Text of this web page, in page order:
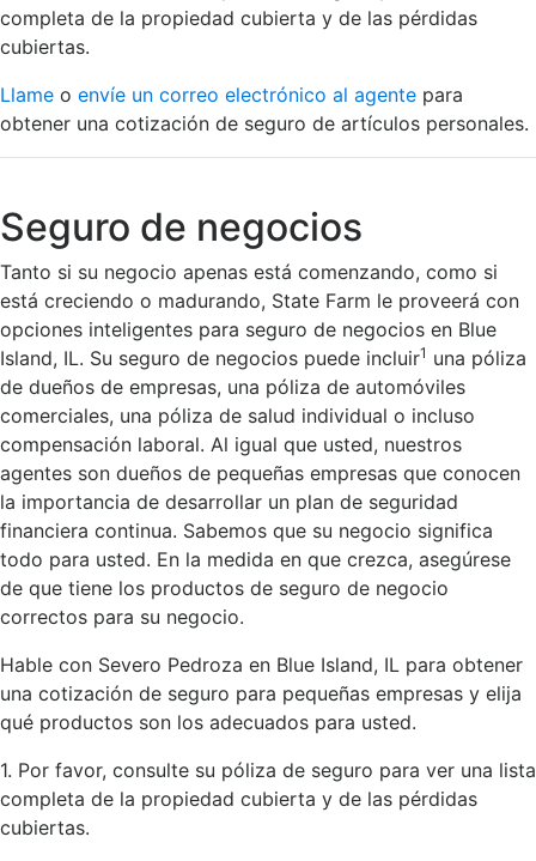
completa de la propiedad cubierta y de las pérdidas
cubiertas.
Llame o envíe un correo electrónico al agente para
obtener una cotización de seguro de artículos personales.
Seguro de negocios
Tanto si su negocio apenas está comenzando, como si
está creciendo o madurando, State Farm le proveerá con
opciones inteligentes para seguro de negocios en Blue
Island, IL. Su seguro de negocios puede incluir1 una póliza
de dueños de empresas, una póliza de automóviles
comerciales, una póliza de salud individual o incluso
compensación laboral. Al igual que usted, nuestros
agentes son dueños de pequeñas empresas que conocen
la importancia de desarrollar un plan de seguridad
financiera continua. Sabemos que su negocio significa
todo para usted. En la medida en que crezca, asegúrese
de que tiene los productos de seguro de negocio
correctos para su negocio.
Hable con Severo Pedroza en Blue Island, IL para obtener
una cotización de seguro para pequeñas empresas y elija
qué productos son los adecuados para usted.
1. Por favor, consulte su póliza de seguro para ver una lista
completa de la propiedad cubierta y de las pérdidas
cubiertas.